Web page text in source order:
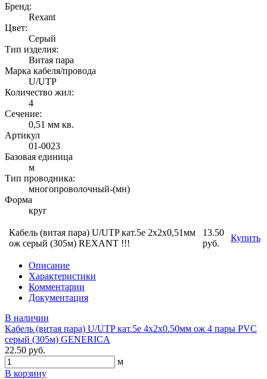
Бренд:
Rexant
Цвет:
Серый
Тип изделия:
Витая пара
Марка кабеля/провода
U/UTP
Количество жил:
4
Сечение:
0,51 мм кв.
Артикул
01-0023
Базовая единица
м
Тип проводника:
многопроволочный-(мн)
Форма
круг
Кабель (витая пара) U/UTP кат.5е 2х2х0,51мм
ож серый (305м) REXANT !!!
13.50
руб.
Купить
Описание
Характеристики
Комментарии
Документация
В наличии
Кабель (витая пара) U/UTP кат.5е 4х2х0.50мм ож 4 пары PVC
серый (305м) GENERICA
22.50 руб.
м
В корзину